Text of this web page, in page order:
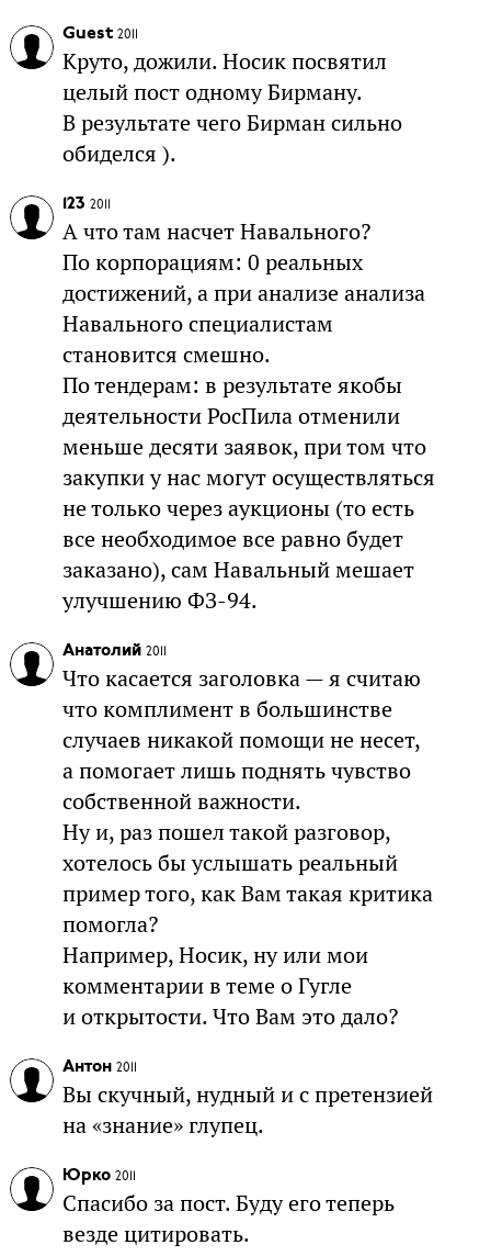
Guest 2011
Круто, дожили. Носик посвятил
целый пост одному Бирману.
В результате чего Бирман сильно
обиделся ).
123 2011
А что там насчет Навального?
По корпорациям: 0 реальных
достижений, а при анализе анализа
Навального специалистам
становится смешно.
По тендерам: в результате якобы
деятельности РосПила отменили
меньше десяти заявок, при том что
закупки у нас могут осуществляться
не только через аукционы (то есть
все необходимое все равно будет
заказано), сам Навальный мешает
улучшению ФЗ-94.
Анатолий 2011
Что касается заголовка — я считаю
что комплимент в большинстве
случаев никакой помощи не несет,
а помогает лишь поднять чувство
собственной важности.
Ну и, раз пошел такой разговор,
хотелось бы услышать реальный
пример того, как Вам такая критика
помогла?
Например, Носик, ну или мои
комментарии в теме о Гугле
и открытости. Что Вам это дало?
Антон 2011
Вы скучный, нудный и с претензией
на «знание» глупец.
Юрко 2011
Спасибо за пост. Буду его теперь
везде цитировать.